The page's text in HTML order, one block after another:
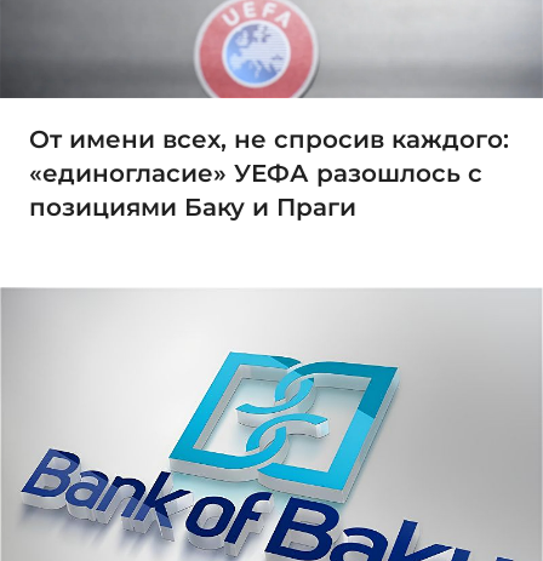
От имени всех, не спросив каждого:
«единогласие» УЕФА разошлось с
позициями Баку и Праги